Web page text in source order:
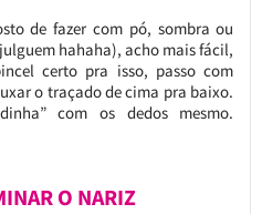
de fazer com pó, sombra ou
hahaha), acho mais fácil,
certo pra isso, passo com
o traçado de cima pra baixo.
com os dedos mesmo.
O NARIZ